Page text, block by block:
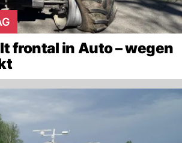
frontal in Auto – wegen